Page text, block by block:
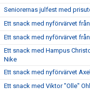
Seniorernas julfest med
Ett snack med nyförvärvet
Ett snack med nyförvärvet
Ett snack med Hampus
Nike
Ett snack med nyförvärvet
Ett snack med Viktor "Olle"